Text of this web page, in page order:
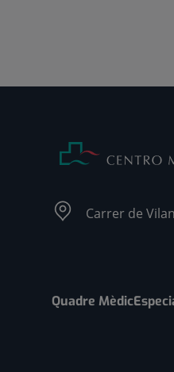
Carrer de
Quadre Mèdic